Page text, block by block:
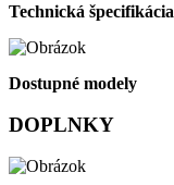
Technická špecifikácia
Dostupné modely
DOPLNKY